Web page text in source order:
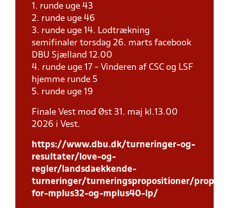
1. runde uge 43
2. runde uge 46
3. runde uge 14. Lodtrækning
semifinaler torsdag 26. marts facebook
DBU Sjælland 12.00
4. runde uge 17 - Vinderen af CSC og LSF
hjemme runde 5
5. runde uge 19
Finale Vest mod Øst 31. maj kl.13.00
2026 i Vest.
https://www.dbu.dk/turneringer-og-
resultater/love-og-
regler/landsdaekkende-
turneringer/turneringspropositioner/
for-mplus32-og-mplus40-lp/